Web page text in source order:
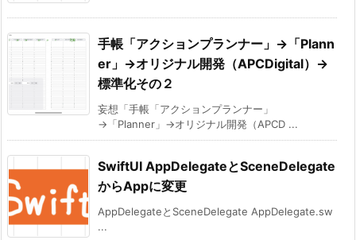
手帳「アクションプランナー」→「Plann
er」→オリジナル開発（APCDigital）→
標準化その２
妄想「手帳「アクションプランナー」
→「Planner」→オリジナル開発（APCD ...
SwiftUI AppDelegateとSceneDelegate
からAppに変更
AppDelegateとSceneDelegate AppDelegate.sw
...